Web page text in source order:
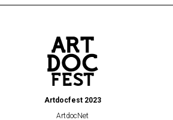
Artdocfest 2023
ArtdocNet